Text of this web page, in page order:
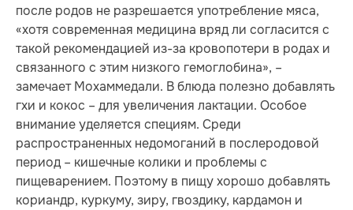
после родов не разрешается употребление мяса,
«хотя современная медицина вряд ли согласится с
такой рекомендацией из-за кровопотери в родах и
связанного с этим низкого гемоглобина», –
замечает Мохаммедали. В блюда полезно добавлять
гхи и кокос – для увеличения лактации. Особое
внимание уделяется специям. Среди
распространенных недомоганий в послеродовой
период – кишечные колики и проблемы с
пищеварением. Поэтому в пищу хорошо добавлять
кориандр, куркуму, зиру, гвоздику, кардамон и